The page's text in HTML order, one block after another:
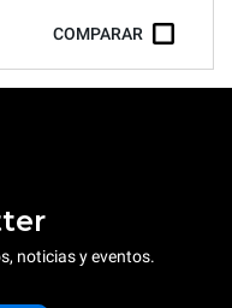
COMPARAR
noticias y eventos.